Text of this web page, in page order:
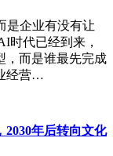
是企业有没有让
时代已经到来，
，而是谁最先完成
经营…
2030年后转向文化